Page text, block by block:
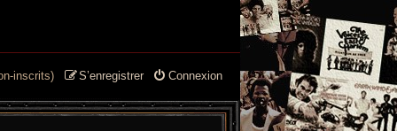
Connexion
S’enregistrer
inscrits)